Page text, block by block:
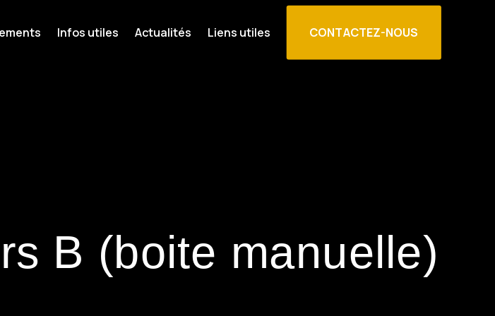
Infos utiles Actualités Liens utiles CONTACTEZ-NOUS
B (boite manuelle)